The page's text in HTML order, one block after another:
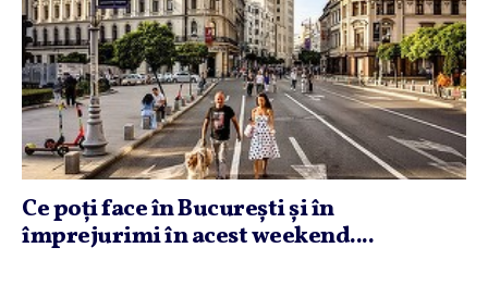
Ce poţi face în Bucureşti şi în
împrejurimi în acest weekend....